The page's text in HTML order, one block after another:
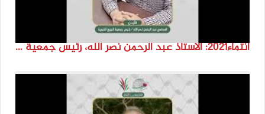
انتماء2021: الاستاذ عبد الرحمن نصر الله، رئيس جمعية البريج الخيرية، الاردن